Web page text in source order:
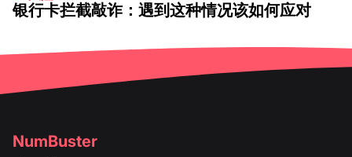
银行卡拦截敲诈：遇到这种情况该如何应对
NumBuster